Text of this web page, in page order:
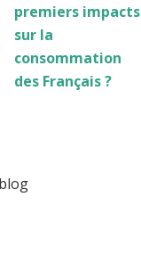
premiers impacts
sur la
consommation
des Français ?